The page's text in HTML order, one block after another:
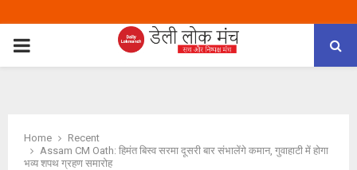
PRIMARY
Home
Recent
Assam CM Oath: हिमंत बिस्व सरमा दूसरी बार संभालेंगे कमान, गुवाहाटी में होगा
भव्य शपथ ग्रहण समारोह